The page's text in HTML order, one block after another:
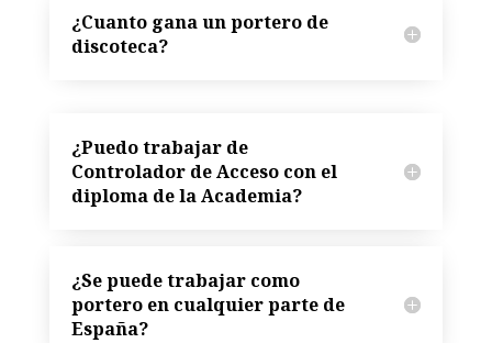
¿Cuanto gana un portero de
discoteca?
¿Puedo trabajar de
Controlador de Acceso con el
diploma de la Academia?
¿Se puede trabajar como
portero en cualquier parte de
España?